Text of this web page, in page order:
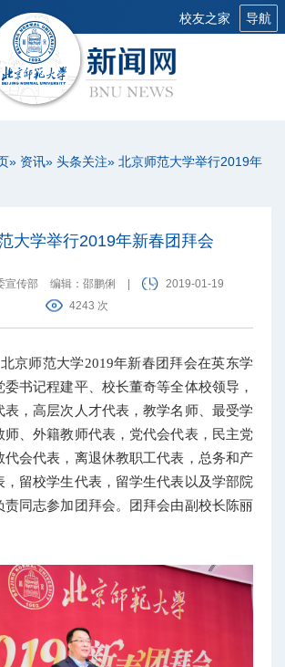
校友之家 导航
» 资讯» 头条关注» 北京师范大学举行2019年
大学举行2019年新春团拜会
宣传部 编辑：邵鹏俐
2019-01-19
4243 次
京师范大学2019年新春团拜会在英东学
书记程建平、校长董奇等全体校领导，
表，高层次人才代表，教学名师、最受学
师、外籍教师代表，党代会代表，民主党
代会代表，离退休教职工代表，总务和产
，留校学生代表，留学生代表以及学部院
责同志参加团拜会。团拜会由副校长陈丽